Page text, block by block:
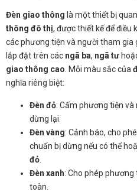
Đèn giao thông là một thiết bị
thông đô thị, được thiết kế để điều
các phương tiện và người tham
lắp đặt trên các ngã ba, ngã tư
giao thông cao . Mỗi màu sắc của
nghĩa riêng biệt:
Đèn đỏ: Cấm phương tiện và
dừng lại.
Đèn vàng: Cảnh báo, cho
chuẩn bị dừng nếu có thể
đỏ
Đèn xanh: Cho phép
toàn.